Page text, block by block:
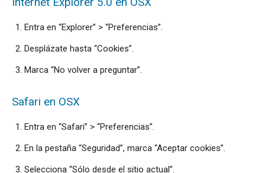
Entra en “Explorer” > “Preferencias”.
Desplázate hasta “Cookies”.
Marca “No volver a preguntar”.
Safari en OSX
Entra en “Safari” > “Preferencias”.
En la pestaña “Seguridad”, marca “Aceptar cookies”.
Selecciona “Sólo desde el sitio actual”.